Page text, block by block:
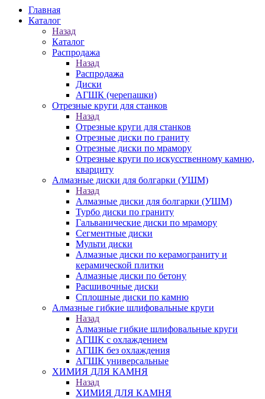
Главная
Каталог
Назад
Каталог
Распродажа
Назад
Распродажа
Диски
АГШК (черепашки)
Отрезные круги для станков
Назад
Отрезные круги для станков
Отрезные диски по граниту
Отрезные диски по мрамору
Отрезные круги по искусственному камню,
кварциту
Алмазные диски для болгарки (УШМ)
Назад
Алмазные диски для болгарки (УШМ)
Турбо диски по граниту
Гальванические диски по мрамору
Сегментные диски
Мульти диски
Алмазные диски по керамограниту и
керамической плитки
Алмазные диски по бетону
Расшивочные диски
Сплошные диски по камню
Алмазные гибкие шлифовальные круги
Назад
Алмазные гибкие шлифовальные круги
АГШК с охлаждением
АГШК без охлаждения
АГШК универсальные
ХИМИЯ ДЛЯ КАМНЯ
Назад
ХИМИЯ ДЛЯ КАМНЯ